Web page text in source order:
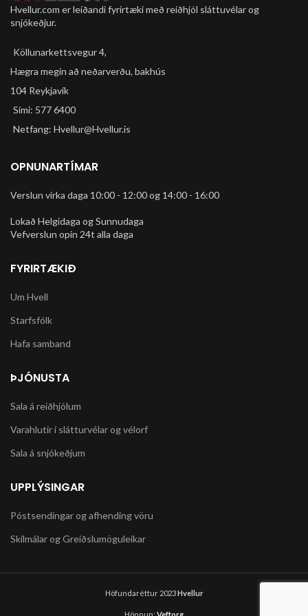
að 160 PSI / 11 Bar Slanga 850 mm
Hvellur.com er leiðandi fyrirtæki með reiðhjól sláttuvélar og
snjókeðjur.
Köllunarkettsvegur 4,
Hægra megin að neðarverðu, bakhús
104 Reykjavík
Sími: 577 6400
Netfang: Hvellur@Hvellur.is
OPNUNARTÍMAR
Verslun virka daga 10:00 - 12:00 og 14:00 - 16:00
Lokað Helgidaga og Sunnudaga
Vefverslun opin 24t alla daga
FYRIRTÆKIÐ
Um Hvell
Starfsfólk
Hafa samband
ÞJÓNUSTA
Sala á reiðhjólum
Varahlutir í slátturvélar og vélorf
Sala á snjókeðjum
UPPLÝSINGAR
Póstsendingar og afhending vöru
Skilmálar og Greiðslumöguleikar
Höfundaréttur 2023Hvellur